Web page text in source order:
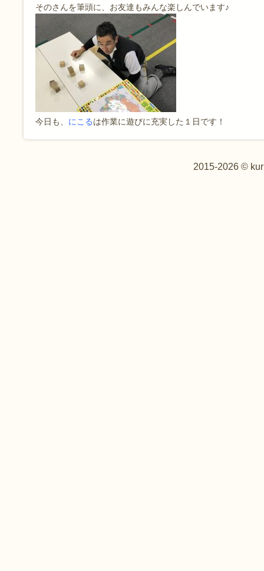
そのさんを筆頭に、お友達もみんな楽しんでいます♪
今日も、 にこるは作業に遊びに充実した１日です！
2015-2026 ©